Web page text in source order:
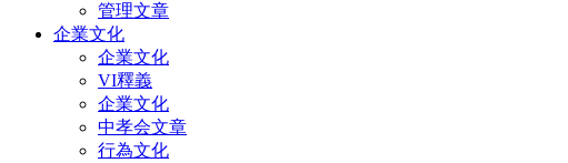
管理文章
企業文化
企業文化
VI釋義
企業文化
中孝会文章
行為文化